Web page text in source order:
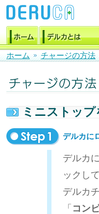
ホーム チャージの方法
ミニストッ
デルカに
デルカ
ックし
デルカ
「 コン